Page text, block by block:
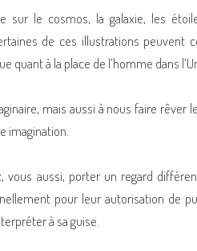
sur le cosmos, la galaxie, les
de ces illustrations peuvent
à la place de l’homme dans
mais aussi à nous faire rêver
imagination.
aussi, porter un regard
pour leur autorisation de
à sa guise.